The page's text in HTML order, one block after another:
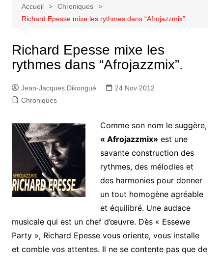
Accueil
Chroniques
Richard Epesse mixe les rythmes dans “Afrojazzmix”.
Richard Epesse mixe les
rythmes dans “Afrojazzmix”.
Jean-Jacques Dikongué
24 Nov 2012
Chroniques
Comme son nom le suggère,
« Afrojazzmix» est une
savante construction des
rythmes, des mélodies et
des harmonies pour donner
un tout homogène agréable
et équilibré. Une audace
musicale qui est un chef d’œuvre. Dès « Essewe
Party », Richard Epesse vous oriente, vous installe
et comble vos attentes. Il ne se contente pas que de